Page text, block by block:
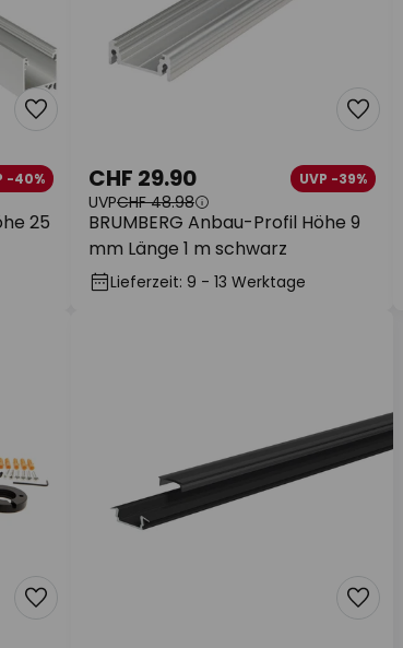
25
-40%
BRUMBERG Anbau-Profil Höhe 9
mm Länge 1 m schwarz
CHF 29.90 UVP -39%
UVPCHF 48.98
Lieferzeit: 9 - 13 Werktage